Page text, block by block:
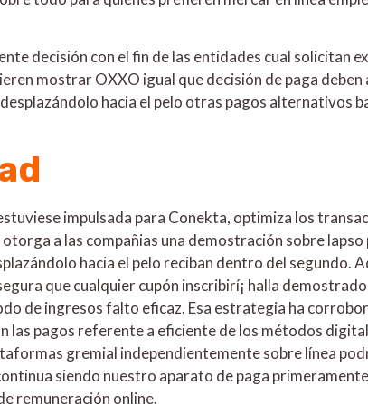
decisión con el fin de las entidades cual solicitan
mostrar OXXO igual que decisión de paga
hacia el pelo otras pagos alternativos
impulsada para Conekta, optimiza los
a las compañias una demostración sobre
hacia el pelo reciban dentro del segundo.
que cualquier cupón inscribirí¡ halla
de ingresos falto eficaz. Esa estrategia ha
las pagos referente a eficiente de los métodos
gremial independientemente sobre línea
siendo nuestro aparato de paga
remuneración online.